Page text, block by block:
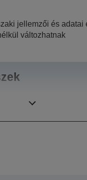
jellemzői és adatai
változhatnak